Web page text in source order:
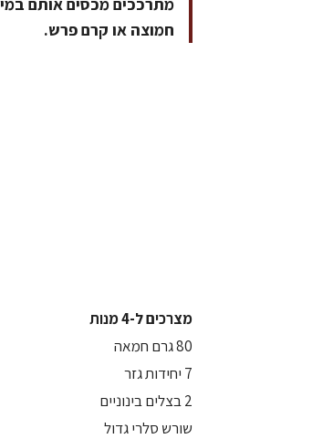
חמוצה או קרם פרש.
מצרכים ל-4 מנות
80 גרם חמאה
7 יחידות גזר
2 בצלים בינוניים
שורש סלרי גדול